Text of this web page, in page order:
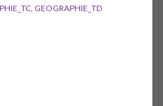
, GEOGRAPHIE_TD